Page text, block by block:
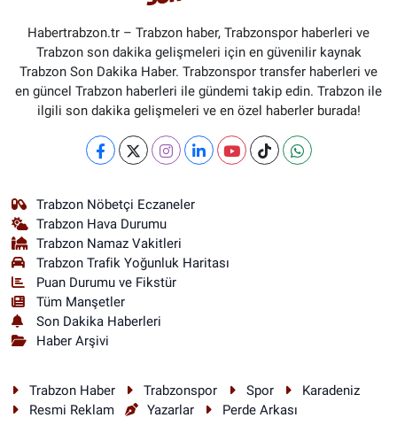
Habertrabzon.tr – Trabzon haber, Trabzonspor haberleri ve
Trabzon son dakika gelişmeleri için en güvenilir kaynak
Trabzon Son Dakika Haber. Trabzonspor transfer haberleri ve
en güncel Trabzon haberleri ile gündemi takip edin. Trabzon ile
ilgili son dakika gelişmeleri ve en özel haberler burada!
Trabzon Nöbetçi Eczaneler
Trabzon Hava Durumu
Trabzon Namaz Vakitleri
Trabzon Trafik Yoğunluk Haritası
Puan Durumu ve Fikstür
Tüm Manşetler
Son Dakika Haberleri
Haber Arşivi
Trabzon Haber Trabzonspor Spor
Karadeniz
Resmi Reklam
Yazarlar Perde Arkası